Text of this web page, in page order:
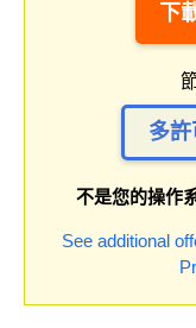
下
多
不是您的操作
See additional